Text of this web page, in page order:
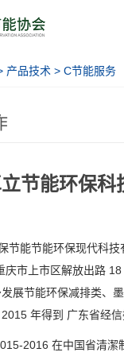
产品技术 > C节能服务
节能环保科
节能节能环保现代科
市上市区解放出路 18
展节能环保减排类、
年得到 广东省经信
2016 在中国省清潔